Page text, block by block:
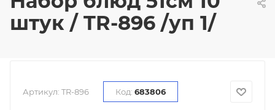
штук / TR-896 /уп 1/
Артикул: TR-896 Код: 683806